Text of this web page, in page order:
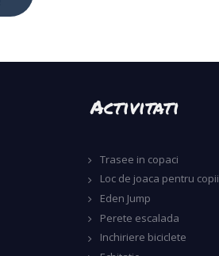
Activitati
Trasee in copaci
Loc de joaca pentru copii
Eden Jump
Perete escalada
Inchiriere biciclete